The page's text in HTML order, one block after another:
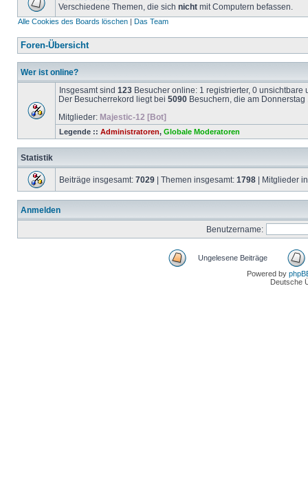
Verschiedene Themen, die sich nicht mit Computern befassen.
Alle Cookies des Boards löschen | Das Team
Foren-Übersicht
Wer ist online?
Insgesamt sind 123 Besucher online: 1 registrierter, 0
Der Besucherrekord liegt bei 5090 Besuchern, die am
Mitglieder: Majestic-12 [Bot]
Legende :: Administratoren, Globale Moderatoren
Statistik
Beiträge insgesamt: 7029 | Themen insgesamt: 1798 | Mitglieder
Anmelden
Benutzername:
Ungelesene Beiträge
Powered by
Deutsche